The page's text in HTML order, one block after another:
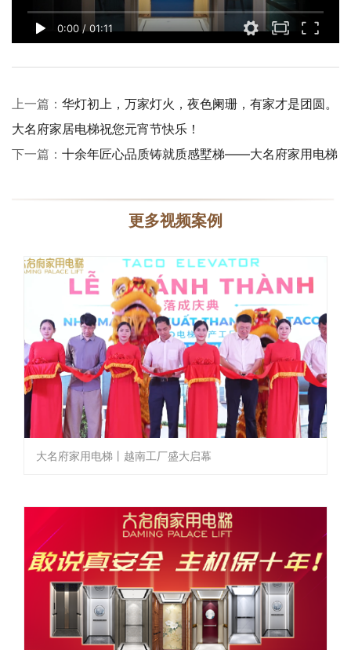
0:00 / 01:11
上一篇： 华灯初上，万家灯火，夜色阑珊，有家才是团圆。
大名府家居电梯祝您元宵节快乐！
下一篇： 十余年匠心品质铸就质感墅梯——大名府家用电梯
更多视频案例
大名府家用电梯丨越南工厂盛大启幕